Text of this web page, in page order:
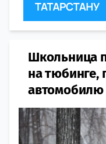
Школьница
на тюбинге,
автомобилю